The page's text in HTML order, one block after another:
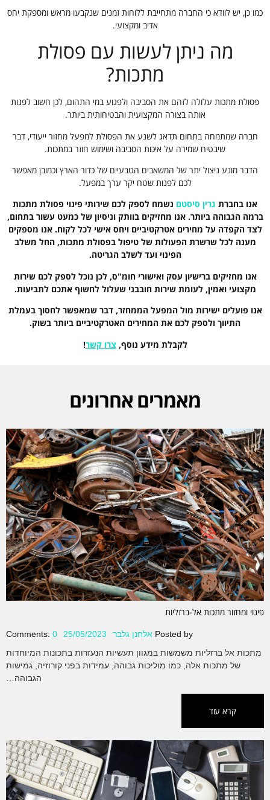
כמו כן, יש לוודא כי החברה מתחייבת ללוחות זמנים שנקבעו מראש ומספקת יחס
אדיב ומקצועי.
מה ניתן לעשות עם פסולת
מתכות?
פסולת מתכות עלולה לזהם את הסביבה ולפגוע במי התהום, לכן חשוב לפנות
אותה בצורה המקצועית והבטיחותית ביותר.
חברה שמתמחה בתחום תדאג לשנע את הפסולת למפעל מחזור ייעודי, דבר
שיבטיח שמירה על איכות הסביבה ושימוש חוזר במתכות.
הדבר מונע ניצול יתר של המשאבים הטבעיים של כדור הארץ וכמובן מאפשר
לכם לפנות שטח יקר ערך במפעל.
אנו בחברת גרין סיסטם נשמח לספק לכם שירותי פינוי פסולת מתכות
ברמה הגבוהה ביותר. אנו מחזיקים בוותק וניסיון של כמעט עשור בתחום,
לצד הקפדה על מחירים אטרקטיביים ויחס אישי לכל לקוח. אנו מספקים
מענה לכל שרשרת הפעולות של טיפול בפסולת מתכות, החל משלב
הפינוי ועד לשלב הגריטה.
אנו מחזיקים ברישיון עסק ואישורי חומ"ס, לכן נוכל לספק לכם שירות
מקצועי ואמין, לעומת שירות חובבני שעלול לחשוף אתכם לתביעות.
אנו פועלים ישירות מול המפעל הממחזר, דבר שמאפשר לחסוך בעמלת
התיווך ולספק לכם את המחירים האטרקטיביים ביותר בשוק.
לקבלת מידע נוסף, צרו קשר!
מאמרים אחרונים
פינוי ומחזור מתכות אל-ברזליות
Posted by אלחנן גלבר 25/05/2023
Comments: 0
מתכות אל ברזליות משמשות במגוון תעשיות הנעזרות בתכונות המיוחדות
של מתכות אלה, כמו מוליכות גבוהה, עמידות בפני קורוזיה, גמישות
הגבוהה…
קרא עוד